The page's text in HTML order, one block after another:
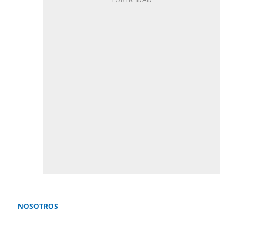
NOSOTROS